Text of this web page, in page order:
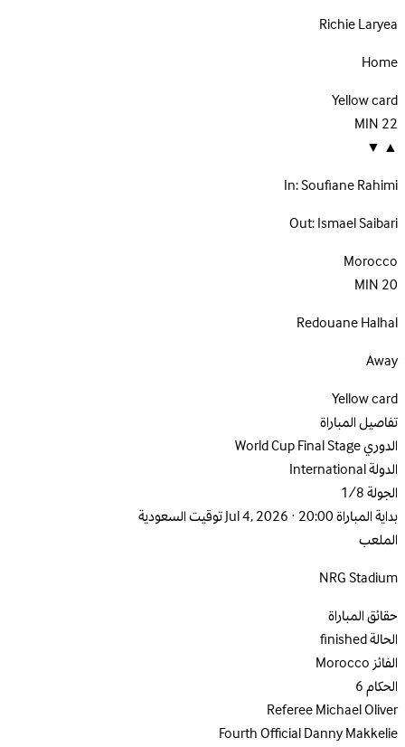
Richie Laryea
Home
Yellow card
22
MIN
▲
▼
In:Soufiane Rahimi
Out:Ismael Saibari
Morocco
20
MIN
Redouane Halhal
Away
Yellow card
تفاصيل المباراة
الدوريWorld Cup Final Stage
الدولةInternational
الجولة1/8
بداية المباراةJul 4, 2026 · 20:00 توقيت السعودية
الملعب
NRG Stadium
حقائق المباراة
الحالةfinished
الفائزMorocco
الحكام6
RefereeMichael Oliver
Fourth OfficialDanny Makkelie